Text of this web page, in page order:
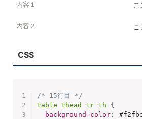
CSS
/* 15行目 */
table thead tr th
{
background-color :